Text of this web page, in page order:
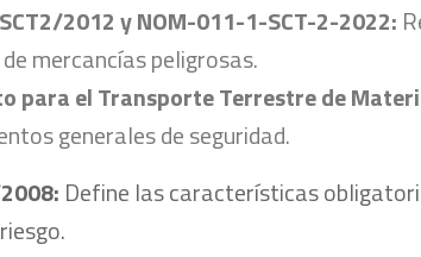
2012 y NOM-011-1-SCT-2-2022:
mercancías peligrosas.
para el Transporte Terrestre de
generales de seguridad.
: Define las características